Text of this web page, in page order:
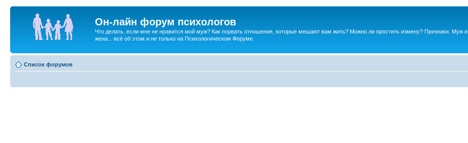
Он-лайн форум психологов
Что делать, если мне не нравится мой муж? Как порвать отношения, которые мешают вам жить? Можно ли простить измену? Признаки. Муж и
жена... всё об этом и не только на Психологическом Форуме
Список форумов